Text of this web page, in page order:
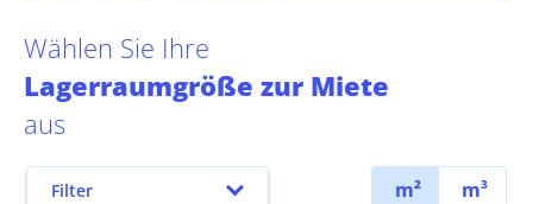
Wählen Sie Ihre
Lagerraumgröße zur Miete
aus
Filter m² m³